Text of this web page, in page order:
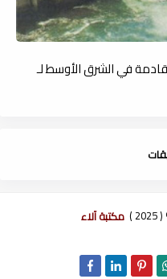
في الشرق الأوسط لـ
) مكتبة آلاء